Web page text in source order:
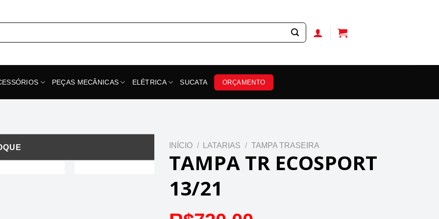
PEÇAS MECÂNICAS ELÉTRICA SUCATA ORÇAMENTO
INÍCIO / LATARIAS / TAMPA TRASEIRA
TAMPA TR ECOSPORT
13/21